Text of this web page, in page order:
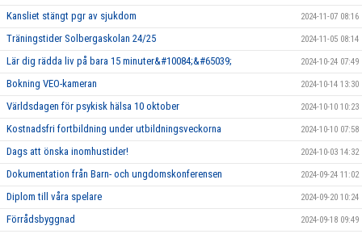
Kansliet stängt pgr av sjukdom 2024-11-07 08:16
Träningstider Solbergaskolan 24/25 2024-11-05 08:14
Lär dig rädda liv på bara 15 minuter&#10084;&#65039; 2024-10-24 07:49
Bokning VEO-kameran 2024-10-14 13:30
Världsdagen för psykisk hälsa 10 oktober 2024-10-10 10:23
Kostnadsfri fortbildning under utbildningsveckorna 2024-10-10 07:58
Dags att önska inomhustider! 2024-10-03 14:32
Dokumentation från Barn- och ungdomskonferensen 2024-09-24 11:02
Diplom till våra spelare 2024-09-20 10:24
Förrådsbyggnad 2024-09-18 09:49